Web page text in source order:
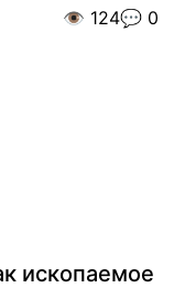
👁️ 124💬 0
ископаемое